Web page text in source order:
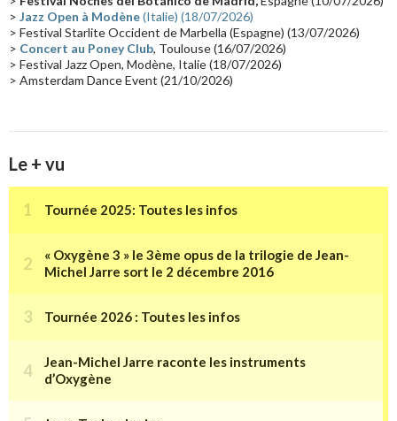
Tournée 2025(14) 2024(14) Chine(13)
> Jazz Open à Modène(Italie) (18/07/2026)
> Festival Starlite Occident de Marbella (Espagne) (13/07/2026)
> Concert au Poney Club, Toulouse (16/07/2026)
> Festival Jazz Open, Modène, Italie (18/07/2026)
> Amsterdam Dance Event (21/10/2026)
Le + vu